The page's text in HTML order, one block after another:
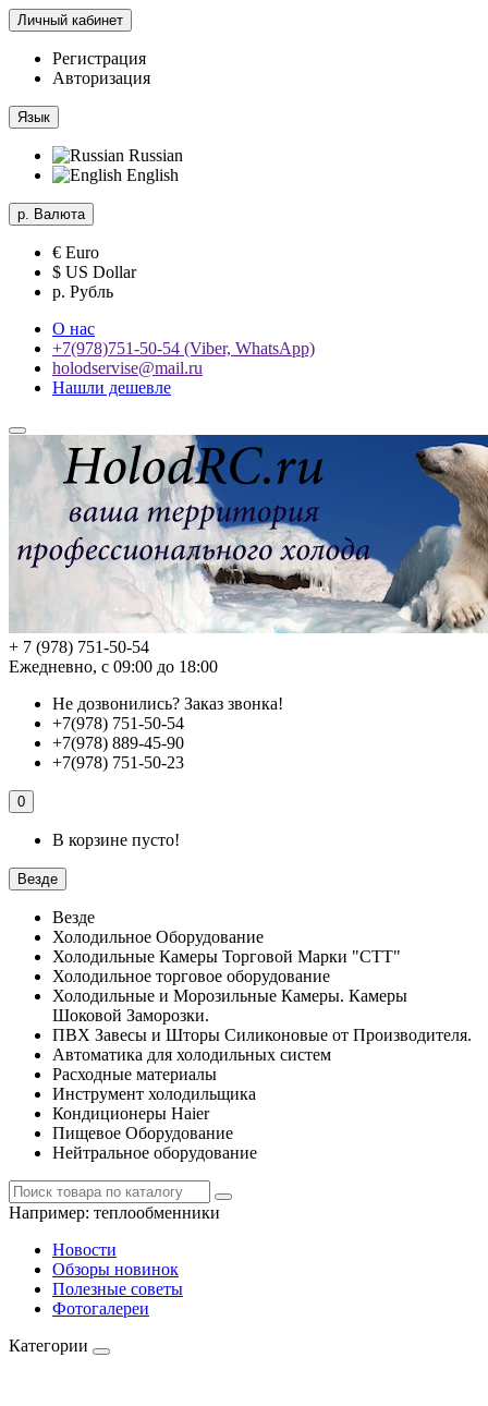
Личный кабинет
Регистрация
Авторизация
Язык
Russian
English
р. Валюта
€ Euro
$ US Dollar
р. Рубль
О нас
+7(978)751-50-54 (Viber, WhatsApp)
holodservise@mail.ru
Нашли дешевле
+ 7 (978) 751-50-54
Ежедневно, с 09:00 до 18:00
Не дозвонились? Заказ звонка!
+7(978) 751-50-54
+7(978) 889-45-90
+7(978) 751-50-23
0
В корзине пусто!
Везде
Везде
Холодильное Оборудование
Холодильные Камеры Торговой Марки "СТТ"
Холодильное торговое оборудование
Холодильные и Морозильные Камеры. Камеры
Шоковой Заморозки.
ПВХ Завесы и Шторы Силиконовые от Производителя.
Автоматика для холодильных систем
Расходные материалы
Инструмент холодильщика
Кондиционеры Haier
Пищевое Оборудование
Нейтральное оборудование
Например: теплообменники
Новости
Обзоры новинок
Полезные советы
Фотогалереи
Категории